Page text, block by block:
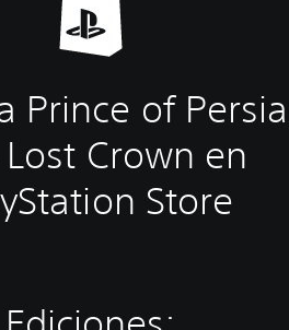
Prince of
Crown en
Store